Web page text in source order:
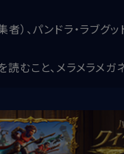
）、パンドラ・ラブグッ
読むこと、メラメラメ